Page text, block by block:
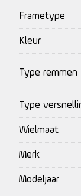
Frametype
Kleur
Type remmen
Type
Wielmaat
Merk
Modeljaar